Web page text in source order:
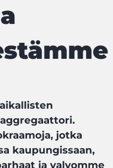
jotka
kaupungissaan,
ja valvomme